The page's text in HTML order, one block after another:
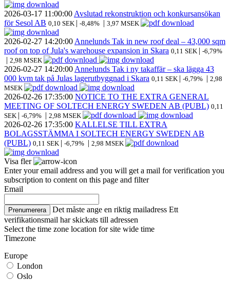
2026-03-17 11:00:00 Avslutad rekonstruktion och konkursansökan
för Sesol AB 0,10 SEK | -8,48% | 3,97 MSEK
2026-02-27 14:20:00 Annelunds Tak in new roof deal – 43,000 sqm
roof on top of Jula's warehouse expansion in Skara 0,11 SEK | -6,79%
| 2,98 MSEK
2026-02-27 14:20:00 Annelunds Tak i ny takaffär – ska lägga 43
000 kvm tak på Julas lagerutbyggnad i Skara 0,11 SEK | -6,79% | 2,98
MSEK
2026-02-26 17:35:00 NOTICE TO THE EXTRA GENERAL
MEETING OF SOLTECH ENERGY SWEDEN AB (PUBL) 0,11
SEK | -6,79% | 2,98 MSEK
2026-02-26 17:35:00 KALLELSE TILL EXTRA
BOLAGSSTÄMMA I SOLTECH ENERGY SWEDEN AB
(PUBL) 0,11 SEK | -6,79% | 2,98 MSEK
Visa fler
Enter your email address and you will get a mail for verification you
subscription to content on this page and filter
Email
Prenumerera Det måste ange en riktig mailadress Ett
verifikationsmail har skickats till adressen
Select the time zone location for site wide time
Timezone
Europe
London
Oslo